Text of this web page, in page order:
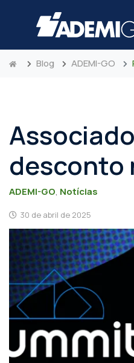
Blog ADEMI-GO
desconto
ADEMI-GO, Notícias
30 de abril de 2025